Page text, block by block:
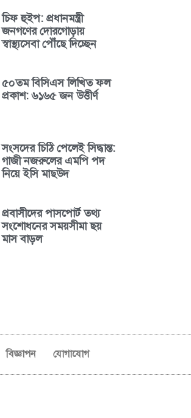
চিফ হুইপ: প্রধানমন্ত্রী
জনগণের দোরগোড়ায়
স্বাস্থ্যসেবা পৌঁছে দিচ্ছেন
৫০তম বিসিএস লিখিত ফল
প্রকাশ: ৬১৬৫ জন উত্তীর্ণ
সংসদের চিঠি পেলেই সিদ্ধান্ত:
গাজী নজরুলের এমপি পদ
নিয়ে ইসি মাছউদ
প্রবাসীদের পাসপোর্ট তথ্য
সংশোধনের সময়সীমা ছয়
মাস বাড়ল
বিজ্ঞাপন যোগাযোগ